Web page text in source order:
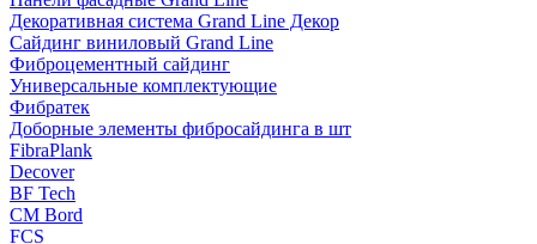
Декоративная система Grand Line Декор
Сайдинг виниловый Grand Line
Фиброцементный сайдинг
Универсальные комплектующие
Фибратек
Доборные элементы фибросайдинга в шт
FibraPlank
Decover
BF Tech
CM Bord
FCS